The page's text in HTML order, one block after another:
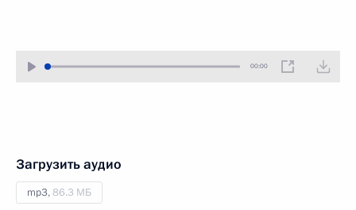
00:00
Загрузить аудио
mp3,86.3 МБ